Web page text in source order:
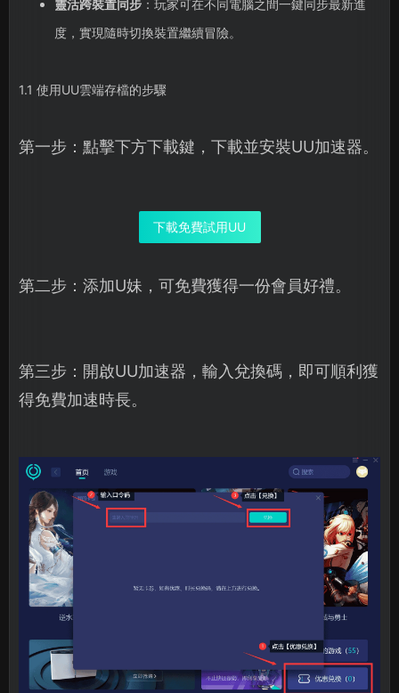
靈活跨裝置同步：玩家可在不同電腦之間一鍵同步最新進
度，實現隨時切換裝置繼續冒險。
1.1 使用UU雲端存檔的步驟
第一步：點擊下方下載鍵，下載並安裝UU加速器。
下載免費試用UU
第二步：添加U妹，可免費獲得一份會員好禮。
第三步：開啟UU加速器，輸入兌換碼，即可順利獲
得免費加速時長。